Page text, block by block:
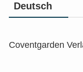
Deutsch
Coventgarden